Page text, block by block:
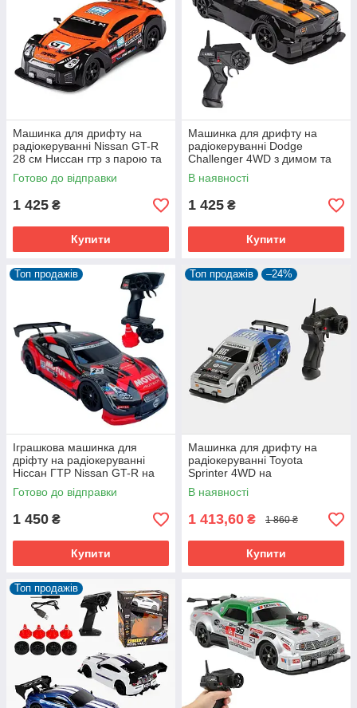
Машинка для дрифту на
радіокеруванні Nissan GT-R
28 см Ниссан гтр з парою та
світлом з колесами для
дрифту
Готово до відправки
1 425 ₴
Купити
Машинка для дрифту на
радіокеруванні Dodge
Challenger 4WD з димом та
світлом з колесами для
дрифту
В наявності
1 425 ₴
Купити
Топ продажів
Іграшкова машинка для
дріфту на радіокеруванні
Ніссан ГТР Nissan GT-R на
пульті управління дрифт
Готово до відправки
1 450 ₴
Купити
Топ продажів –24%
Машинка для дрифту на
радіокеруванні Toyota
Sprinter 4WD на
радіокеруванні дрифт 28 см
СВІТЛО ПАР
В наявності
1 413,60 ₴ 1 860 ₴
Купити
Топ продажів